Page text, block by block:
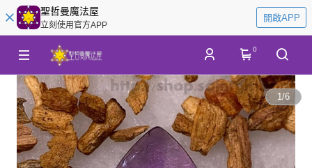
聖哲曼魔法屋
立刻使用官方APP
開啟APP
0
1/6